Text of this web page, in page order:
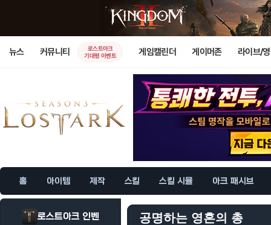
뉴스 커뮤니티
로스트아크
기대평 이벤트
게임캘린더 게이머존 라이브/
홈 아이템 제작 스킬 스킬 시뮬 아크 패시브
로스트아크 인벤 공명하는 영혼의 총